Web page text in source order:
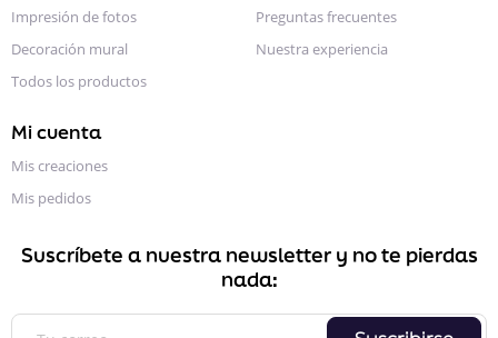
Impresión de fotos
Decoración mural
Todos los productos
Preguntas frecuentes
Nuestra experiencia
Mi cuenta
Mis creaciones
Mis pedidos
Suscríbete a nuestra newsletter y no te pierdas
nada: